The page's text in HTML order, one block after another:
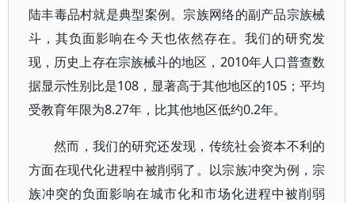
陆丰毒品村就是典型案例。宗族网络的副产品宗族械
斗，其负面影响在今天也依然存在。我们的研究发
现，历史上存在宗族械斗的地区，2010年人口普查数
据显示性别比是108，显著高于其他地区的105；平均
受教育年限为8.27年，比其他地区低约0.2年。
然而，我们的研究还发现，传统社会资本不利的
方面在现代化进程中被削弱了。以宗族冲突为例，宗
族冲突的负面影响在城市化和市场化进程中被削弱